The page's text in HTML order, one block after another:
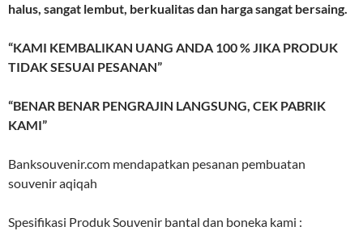
halus, sangat lembut, berkualitas dan harga sangat bersaing.
“KAMI KEMBALIKAN UANG ANDA 100 % JIKA PRODUK
TIDAK SESUAI PESANAN”
“BENAR BENAR PENGRAJIN LANGSUNG, CEK PABRIK
KAMI”
Banksouvenir.com mendapatkan pesanan pembuatan
souvenir aqiqah
Spesifikasi Produk Souvenir bantal dan boneka kami :